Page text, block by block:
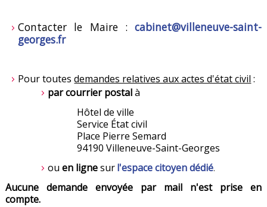
Contacter le Maire : cabinet@villeneuve-saint-
georges.fr
Pour toutesdemandes relatives aux actes d'état civil :
par courrier postalà
Hôtel de ville
Service État civil
Place Pierre Semard
94190 Villeneuve-Saint-Georges
ouen lignesurl'espace citoyen dédié.
Aucune demande envoyée par mail n'est prise en
compte.